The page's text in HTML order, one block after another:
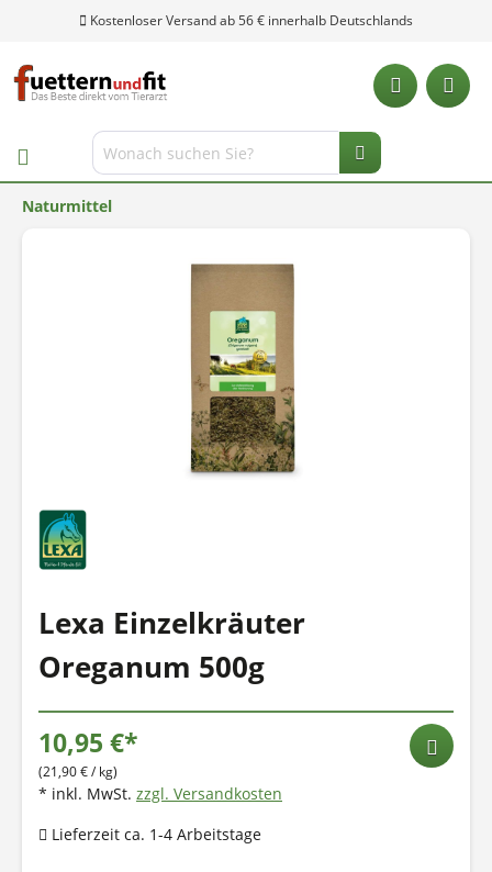
Kostenloser Versand ab 56 € innerhalb Deutschlands
Naturmittel
Lexa Einzelkräuter
Oreganum 500g
10,95 €*
(21,90 € / kg)
* inkl. MwSt. zzgl. Versandkosten
Lieferzeit ca. 1-4 Arbeitstage